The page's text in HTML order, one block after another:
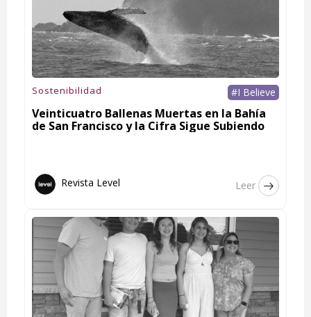
Sostenibilidad #I Believe
Veinticuatro Ballenas Muertas en la Bahía
de San Francisco y la Cifra Sigue Subiendo
Revista Level Leer